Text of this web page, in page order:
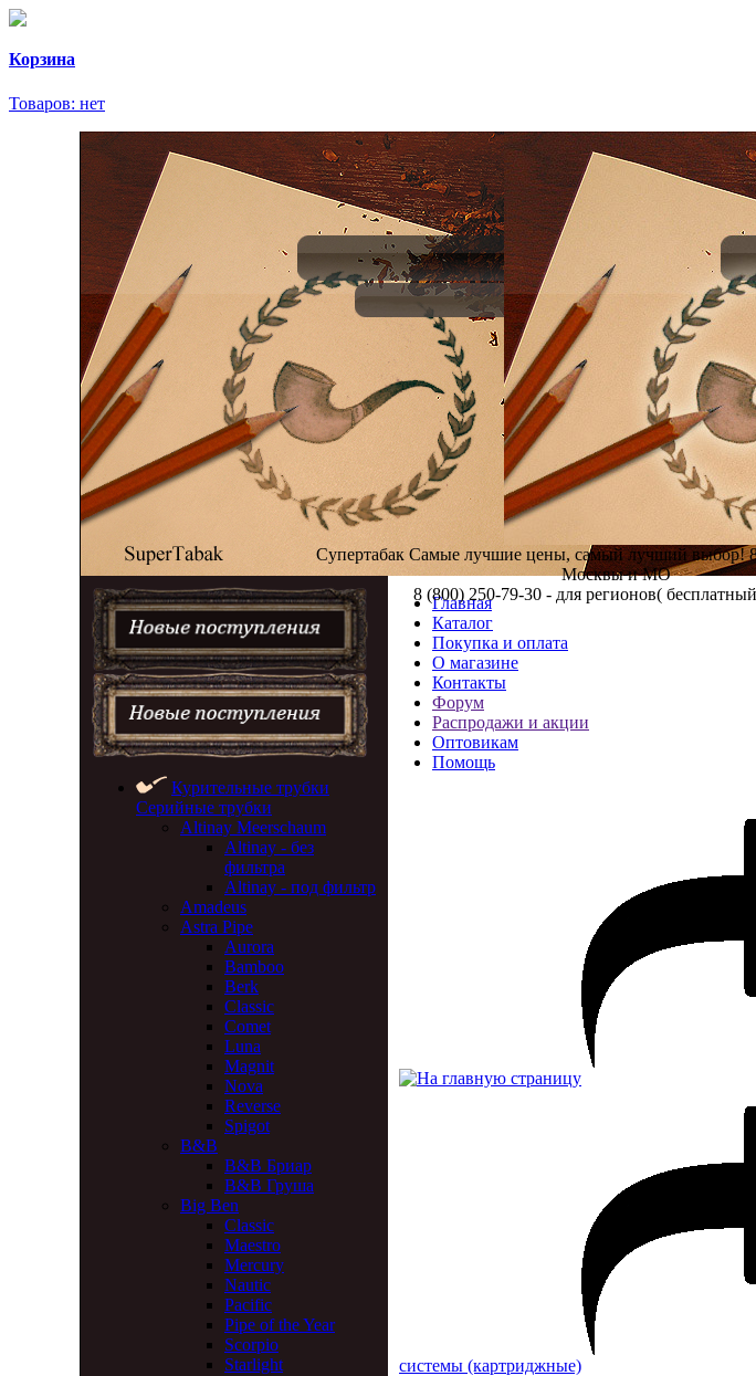
Корзина
Товаров: нет
Супертабак Самые лучшие цены, самый лучший выбор!
Москвы и МО
8 (800) 250-79-30 - для регионов(
Курительные трубки
Серийные трубки
Altinay Meerschaum
Altinay - без
фильтра
Altinay - под фильтр
Amadeus
Astra Pipe
Aurora
Bamboo
Berk
Classic
Comet
Luna
Magnit
Nova
Reverse
Spigot
B&B
B&B Бриар
B&B Груша
Big Ben
Classic
Maestro
Mercury
Nautic
Pacific
Pipe of the Year
Scorpio
Starlight
Главная
Каталог
Покупка и оплата
О магазине
Контакты
Форум
Распродажи и акции
Оптовикам
Помощь
системы (картриджные)